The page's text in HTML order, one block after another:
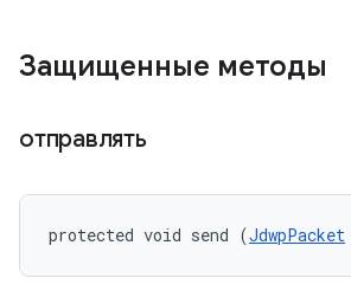
Защищенные методы
отправлять
protected void send (JdwpPacket